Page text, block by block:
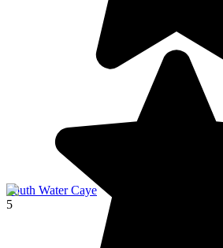
South Water Caye
5